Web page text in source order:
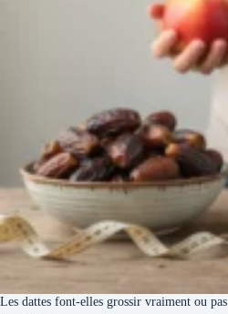
Les dattes font-elles grossir vraiment ou pas